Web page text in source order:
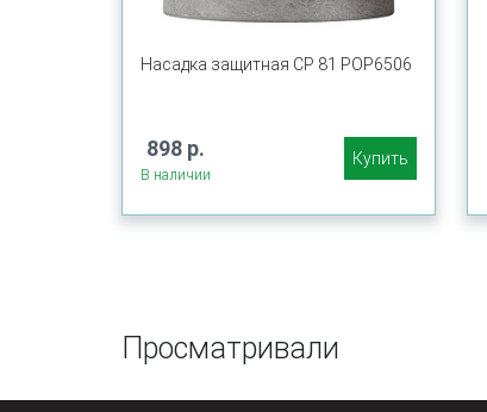
Насадка защитная CP 81 POP6506
898 р.
В наличии
Купить
Просматривали